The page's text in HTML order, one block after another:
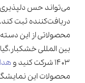
می‌تواند حس دلپذیری
دریافت‌کننده ثبت
محصولاتی از این
بین المللی
۱۴۰۳ شرکت کنید و
محصولات این